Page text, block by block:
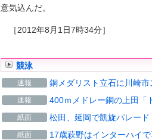
意気込んだ。
［2012年8月1日7時34分］
競泳
速報 銅メダリスト立石に川崎
速報 400ｍメドレー銅の上田「
紙面 松田、延岡で凱旋パレード
紙面 17歳萩野はインターハイ